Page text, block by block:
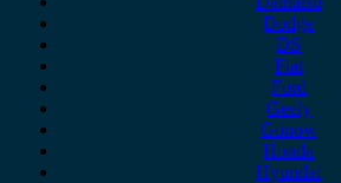
Dodge
DS
Fiat
Ford
Geely
Gonow
Honda
Hyundai